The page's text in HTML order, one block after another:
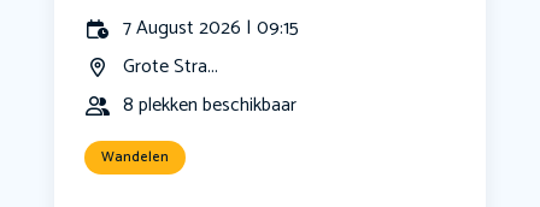
7 August 2026 | 09:15
Grote Stra...
8 plekken beschikbaar
Wandelen